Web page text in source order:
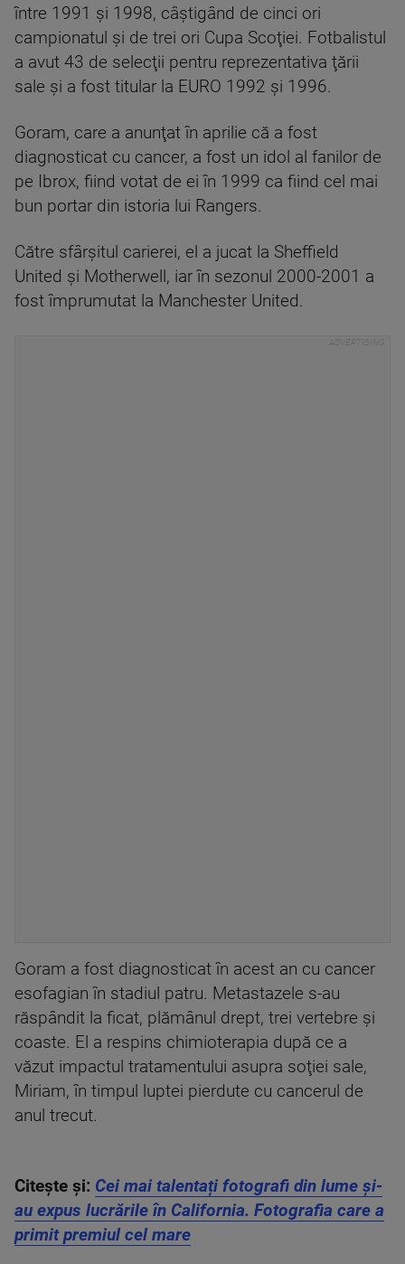
între 1991 şi 1998, câştigând de cinci ori
campionatul şi de trei ori Cupa Scoţiei. Fotbalistul
a avut 43 de selecţii pentru reprezentativa ţării
sale şi a fost titular la EURO 1992 şi 1996.
Goram, care a anunţat în aprilie că a fost
diagnosticat cu cancer, a fost un idol al fanilor de
pe Ibrox, fiind votat de ei în 1999 ca fiind cel mai
bun portar din istoria lui Rangers.
Către sfârşitul carierei, el a jucat la Sheffield
United şi Motherwell, iar în sezonul 2000-2001 a
fost împrumutat la Manchester United.
Goram a fost diagnosticat în acest an cu cancer
esofagian în stadiul patru. Metastazele s-au
răspândit la ficat, plămânul drept, trei vertebre şi
coaste. El a respins chimioterapia după ce a
văzut impactul tratamentului asupra soţiei sale,
Miriam, în timpul luptei pierdute cu cancerul de
anul trecut.
Citește și: Cei mai talentați fotografi din lume și-
au expus lucrările în California. Fotografia care a
primit premiul cel mare